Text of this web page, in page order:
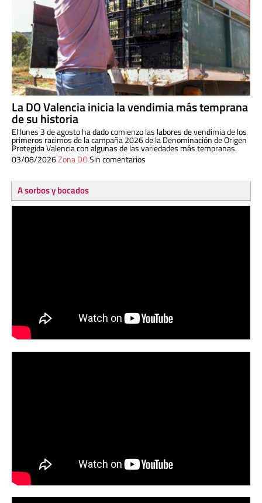
La DO Valencia inicia la vendimia más temprana
de su historia
El lunes 3 de agosto ha dado comienzo las labores de vendimia de los
primeros racimos de la campaña 2026 de la Denominación de Origen
Protegida Valencia con algunas de las variedades más tempranas.
03/08/2026Zona DOSin comentarios
A sorbos y bocados